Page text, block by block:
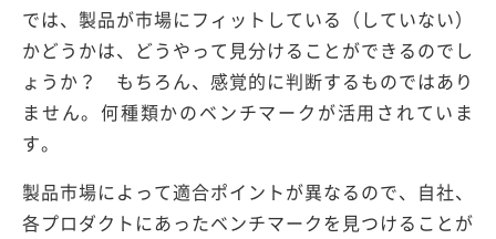
では、製品が市場にフィットしている（していない）
かどうかは、どうやって見分けることができるのでし
ょうか？ もちろん、感覚的に判断するものではあり
ません。何種類かのベンチマークが活用されていま
す。
製品市場によって適合ポイントが異なるので、自社、
各プロダクトにあったベンチマークを見つけることが